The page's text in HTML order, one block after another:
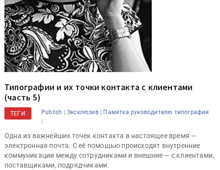
Типографии и их точки контакта с клиентами
(часть 5)
ТЕГИ Publish | Эксклюзив| Памятка руководителю типографии
|
Одна из важнейших точек контакта в настоящее время —
электронная почта. С её помощью происходят внутренние
коммуникации между сотрудниками и внешние — с клиентами,
поставщиками, подрядчиками.